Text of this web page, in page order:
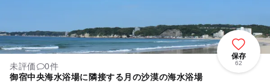
保存
62
未評価
0件
御宿中央海水浴場に隣接する月の沙漠の海水浴場